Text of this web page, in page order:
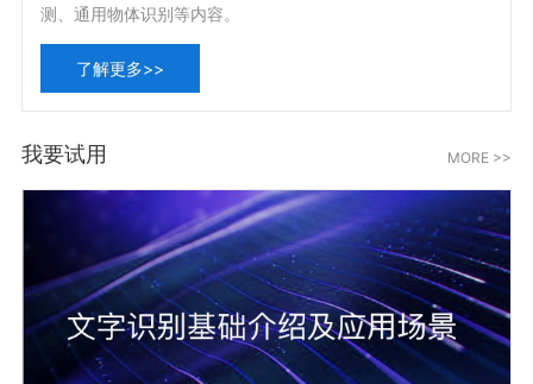
测、通用物体识别等内容。
了解更多>>
我要试用 MORE >>